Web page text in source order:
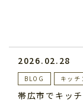
2026.02.28
BLOG キッチ
帯広市でキッ